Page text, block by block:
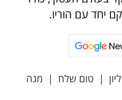
יחד עם הוריו.
| טום שלח | מגה